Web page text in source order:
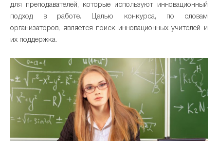
для преподавателей, которые используют инновационный
подход в работе. Целью конкурса, по словам
организаторов, является поиск инновационных учителей и
их поддержка.